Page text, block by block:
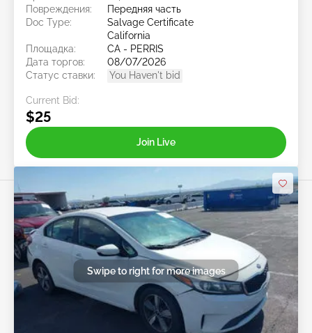
Повреждения:
Передняя часть
Doc Type:
Salvage Certificate
California
Площадка:
CA - PERRIS
Дата торгов:
08/07/2026
Статус ставки:
You Haven't bid
Current Bid:
$25
Join Live
Swipe to right for more images